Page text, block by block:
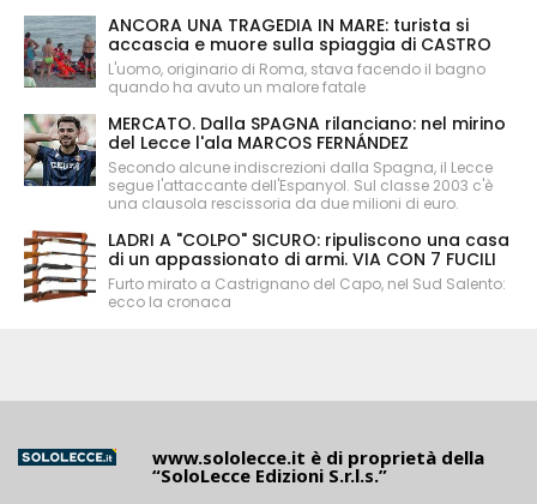
ANCORA UNA TRAGEDIA IN MARE: turista si
accascia e muore sulla spiaggia di CASTRO
L'uomo, originario di Roma, stava facendo il bagno
quando ha avuto un malore fatale
MERCATO. Dalla SPAGNA rilanciano: nel mirino
del Lecce l'ala MARCOS FERNÁNDEZ
Secondo alcune indiscrezioni dalla Spagna, il Lecce
segue l'attaccante dell'Espanyol. Sul classe 2003 c'è
una clausola rescissoria da due milioni di euro.
LADRI A "COLPO" SICURO: ripuliscono una casa
di un appassionato di armi. VIA CON 7 FUCILI
Furto mirato a Castrignano del Capo, nel Sud Salento:
ecco la cronaca
www.sololecce.it è di proprietà della
“SoloLecce Edizioni S.r.l.s.”